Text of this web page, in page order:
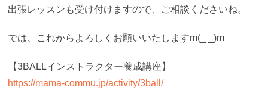
出張レッスンも受け付けますので、ご相談くださいね。
では、これからよろしくお願いいたしますm(_ _)m
【3BALLインストラクター養成講座】
https://mama-commu.jp/activity/3ball/